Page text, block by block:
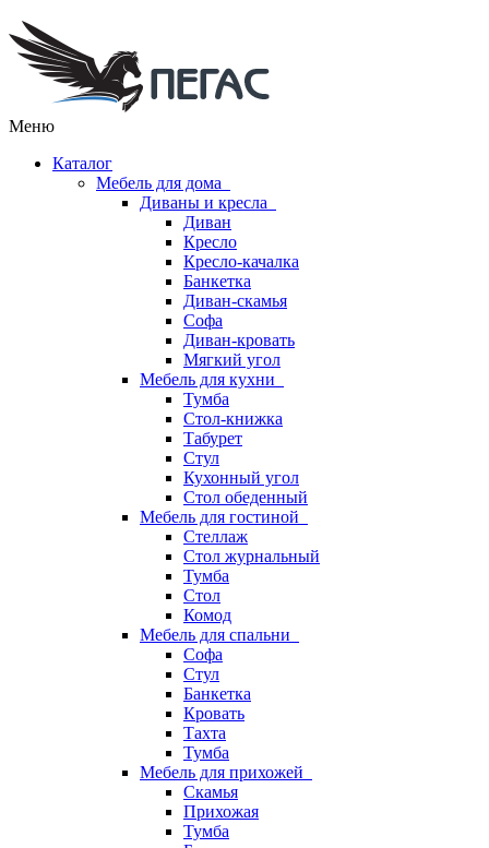
Меню
Каталог
Мебель для дома
Диваны и кресла
Диван
Кресло
Кресло-качалка
Банкетка
Диван-скамья
Софа
Диван-кровать
Мягкий угол
Мебель для кухни
Тумба
Стол-книжка
Табурет
Стул
Кухонный угол
Стол обеденный
Мебель для гостиной
Стеллаж
Стол журнальный
Тумба
Стол
Комод
Мебель для спальни
Софа
Стул
Банкетка
Кровать
Тахта
Тумба
Мебель для прихожей
Скамья
Прихожая
Тумба